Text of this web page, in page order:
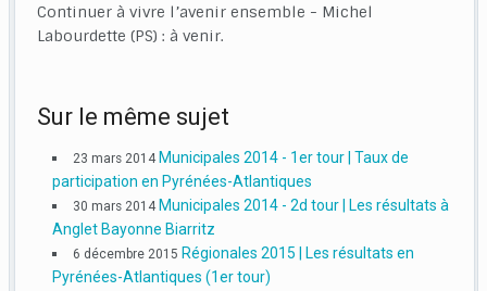
Continuer à vivre l’avenir ensemble - Michel
Labourdette (PS) : à venir.
Sur le même sujet
23 mars 2014 Municipales 2014 - 1er tour | Taux de
participation en Pyrénées-Atlantiques
30 mars 2014 Municipales 2014 - 2d tour | Les résultats à
Anglet Bayonne Biarritz
6 décembre 2015 Régionales 2015 | Les résultats en
Pyrénées-Atlantiques (1er tour)